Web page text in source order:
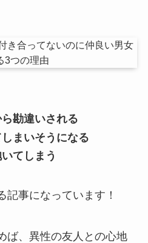
勘違いされる
まいそうになる
てしまう
記事になっています！
ば、異性の友人との心地